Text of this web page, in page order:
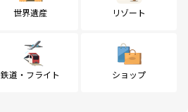
世界遺産 リゾート
鉄道・フライト ショップ